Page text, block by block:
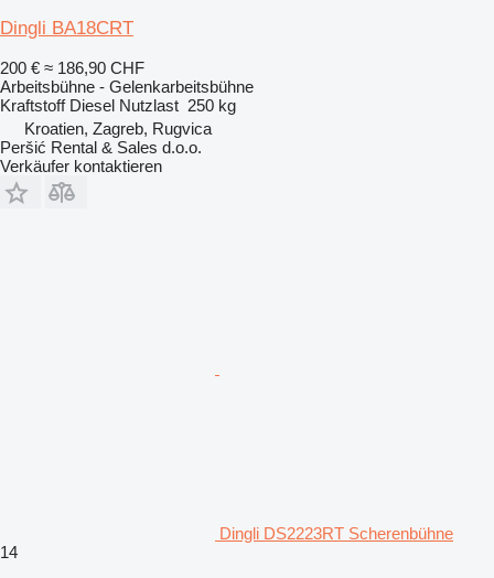
Dingli BA18CRT
200 € ≈ 186,90 CHF
Arbeitsbühne - Gelenkarbeitsbühne
Kraftstoff Diesel Nutzlast 250 kg
Kroatien, Zagreb, Rugvica
Peršić Rental & Sales d.o.o.
Verkäufer kontaktieren
Dingli DS2223RT Scherenbühne
14